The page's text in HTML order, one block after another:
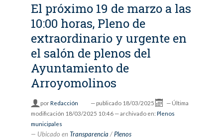
El próximo 19 de marzo a las
10:00 horas, Pleno de
extraordinario y urgente en
el salón de plenos del
Ayuntamiento de
Arroyomolinos
porRedacción — publicado 18/03/2025 — Última
modificación 18/03/2025 10:46 — archivado en: Plenos
municipales
Ubicado en Transparencia /Plenos